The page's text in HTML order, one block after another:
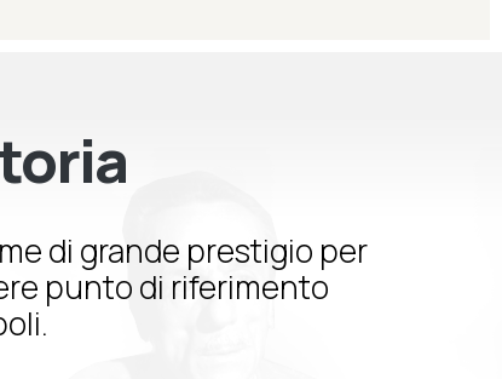
di grande prestigio per
punto di riferimento